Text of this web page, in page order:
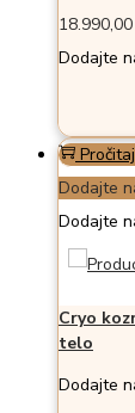
18.990,00
Dodajte
Dodajte
Dodajte
Cryo
telo
Dodajte